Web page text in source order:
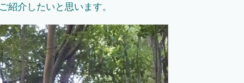
紹介したいと思います。